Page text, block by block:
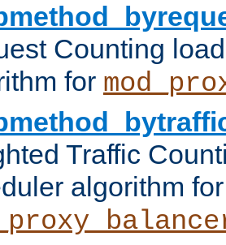
Counting
for
Traffic
algorithm for